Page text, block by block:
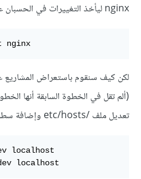
nginx ليأخذ التغييرات في الحسبان عبر الأمر
nginx
لكن كيف سنقوم باستعراض
تعديل ملف /etc/hosts وإضافة سطر لكل مشروع على النحو التالي:
localhost